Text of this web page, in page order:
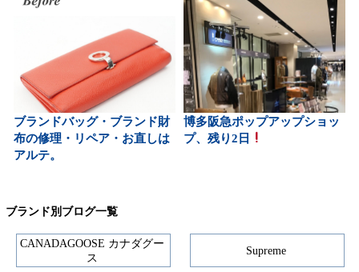
ブランドバッグ・ブランド財
布の修理・リペア・お直しは
アルテ。
博多阪急ポップアップショッ
プ、残り2日
ブランド別ブログ一覧
CANADAGOOSE カナダグー
ス
Supreme